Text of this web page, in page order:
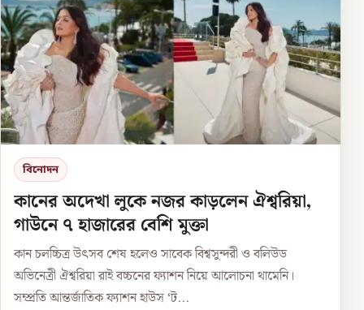
বিনোদন
কানের অদেখা লুকে নজর কাড়লেন ঐশ্বরিয়া,
গাউনে ৭ হাজারের বেশি মুক্তা
কান চলচ্চিত্র উৎসব শেষ হলেও সাবেক বিশ্বসুন্দরী ও বলিউড
অভিনেত্রী ঐশ্বরিয়া রাই বচ্চনের ফ্যাশন নিয়ে আলোচনা থামেনি।
সম্প্রতি আন্তর্জাতিক ফ্যাশন হাউস ‘ট...